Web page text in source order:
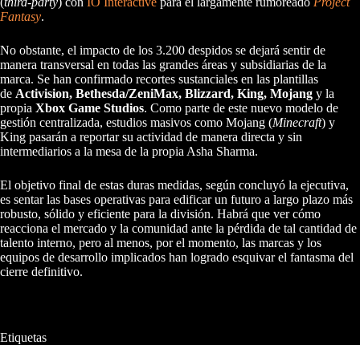
Fantasy.
No obstante, el impacto de los 3.200 despidos se dejará sentir de
manera transversal en todas las grandes áreas y subsidiarias de la
marca. Se han confirmado recortes sustanciales en las plantillas
de Activision, Bethesda/ZeniMax, Blizzard, King, Mojang y la
propia Xbox Game Studios. Como parte de este nuevo modelo de
gestión centralizada, estudios masivos como Mojang (Minecraft) y
King pasarán a reportar su actividad de manera directa y sin
intermediarios a la mesa de la propia Asha Sharma.
El objetivo final de estas duras medidas, según concluyó la ejecutiva,
es sentar las bases operativas para edificar un futuro a largo plazo más
robusto, sólido y eficiente para la división. Habrá que ver cómo
reacciona el mercado y la comunidad ante la pérdida de tal cantidad de
talento interno, pero al menos, por el momento, las marcas y los
equipos de desarrollo implicados han logrado esquivar el fantasma del
cierre definitivo.
Etiquetas